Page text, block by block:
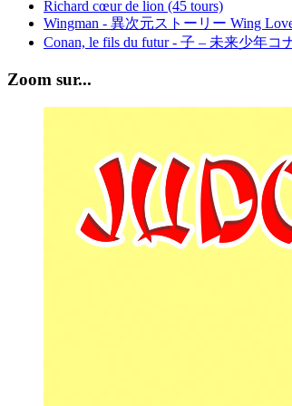
Richard cœur de lion (45 tours)
Wingman - 異次元ストーリー Wing
Conan, le fils du futur - 子 – 未来少年コ
Zoom sur...